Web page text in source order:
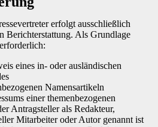
erfolgt ausschließlich
Berichterstattung. Als Grundlage
eines in- oder ausländischen
Namensartikeln
einer themenbezogenen
Antragsteller als Redakteur,
Mitarbeiter oder Autor genannt ist